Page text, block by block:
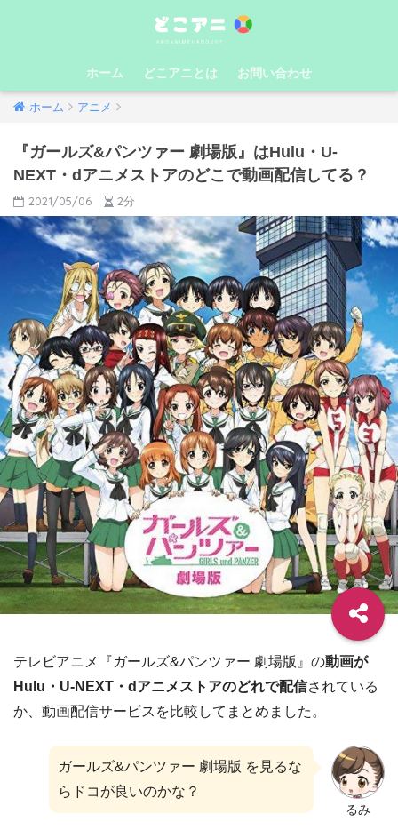
ホーム どこアニとは お問い合わせ
ホーム アニメ
『ガールズ&パンツァー 劇場版』はHulu・U-
NEXT・dアニメストアのどこで動画配信してる？
2021/05/06 2分
テレビアニメ『ガールズ&パンツァー 劇場版』の動画が
Hulu・U-NEXT・dアニメストアのどれで配信されている
か、動画配信サービスを比較してまとめました。
るみ
ガールズ&パンツァー 劇場版 を見るな
らドコが良いのかな？